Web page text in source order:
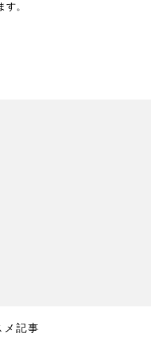
。
メ記事